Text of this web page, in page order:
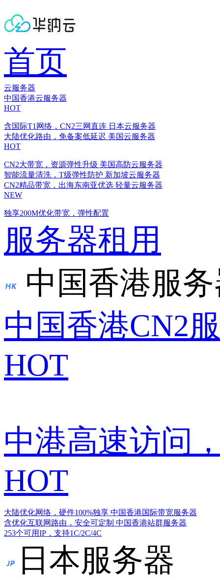
首页
云服务器
中国香港云服务器
HOT
含国际T1网络，CN2三网直连 日本云服务器
大陆优化路由，免备案低延迟 美国云服务器
HOT
CN2大带宽，资源弹性升级 美国高防云服务器
智能流量清洗，T级弹性防护 新加坡云服务器
CN2精品带宽，出海东南亚优选 轻量云服务器
NEW
独享200M优化带宽，弹性配置
服务器租用
中国香港服
中国香港CN2
HOT
中港高速访问
HOT
大陆优化网络，硬件100%独享 中国香港国际带宽服务器
含优化互联网路由，安全可定制 中国香港站群服务器
253个可用IP，支持1C/2C/4C
日本服务器